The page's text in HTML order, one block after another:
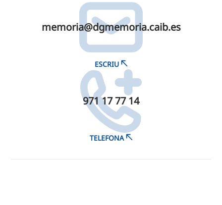
memoria@​dgmemoria.​caib.​es
ESCRIU
971 17 77 14
TELEFONA